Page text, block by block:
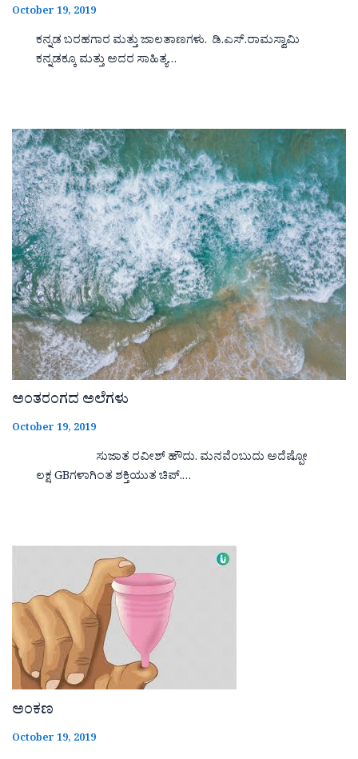
October 19, 2019
ಕನ್ನಡ ಬರಹಗಾರ ಮತ್ತು ಜಾಲತಾಣಗಳು. ಡಿ.ಎಸ್.ರಾಮಸ್ವಾಮಿ
ಕನ್ನಡಕ್ಕೂ ಮತ್ತು ಅದರ ಸಾಹಿತ್ಯ…
ಅಂತರಂಗದ ಅಲೆಗಳು
October 19, 2019
ಸುಜಾತ ರವೀಶ್ ಹೌದು. ಮನವೆಂಬುದು ಅದೆಷ್ಪೋ
ಲಕ್ಷ GBಗಳಾಗಿಂತ ಶಕ್ತಿಯುತ ಚಿಪ್.…
ಅಂಕಣ
October 19, 2019